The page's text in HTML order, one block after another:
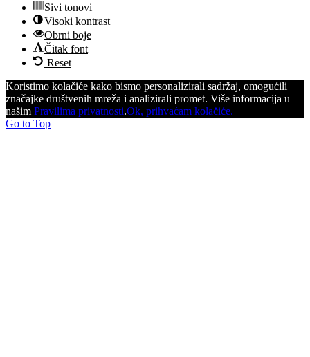
Sivi tonovi
Visoki kontrast
Obrni boje
Čitak font
Reset
Koristimo kolačiće kako bismo personalizirali sadržaj, omogućili
značajke društvenih mreža i analizirali promet. Više informacija u
našim Pravilima privatnosti.Ok, prihvaćam kolačiće.
Go to Top